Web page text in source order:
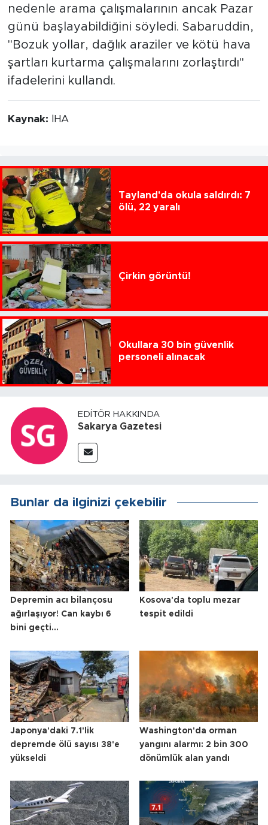
nedenle arama çalışmalarının ancak Pazar
günü başlayabildiğini söyledi. Sabaruddin,
"Bozuk yollar, dağlık araziler ve kötü hava
şartları kurtarma çalışmalarını zorlaştırdı"
ifadelerini kullandı.
Kaynak: İHA
Tayland'da okula saldırdı: 7
ölü, 22 yaralı
Çirkin görüntü!
Okullara 30 bin güvenlik
personeli alınacak
EDITÖR HAKKINDA
Sakarya Gazetesi
Bunlar da ilginizi çekebilir
Depremin acı bilançosu
ağırlaşıyor! Can kaybı 6
bini geçti...
Kosova'da toplu mezar
tespit edildi
Japonya'daki 7.1'lik
depremde ölü sayısı 38'e
yükseldi
Washington'da orman
yangını alarmı: 2 bin 300
dönümlük alan yandı